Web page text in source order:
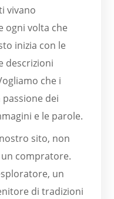
vivano
ogni volta che
inizia con le
descrizioni
che i
dei
e le parole.
sito, non
compratore.
un
di tradizioni